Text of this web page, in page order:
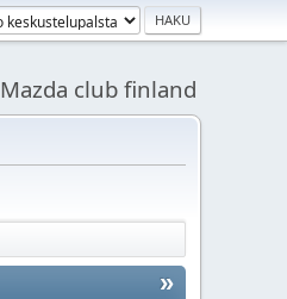
Mazda club finland
»